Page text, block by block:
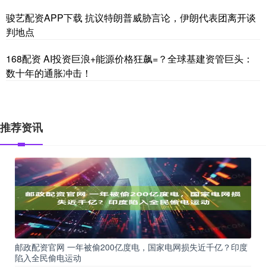
骏艺配资APP下载 抗议特朗普威胁言论，伊朗代表团离开谈
判地点
168配资 AI投资巨浪+能源价格狂飙=？全球基建资管巨头：
数十年的通胀冲击！
推荐资讯
邮政配资官网 一年被偷200亿度电，国家电网损失近千亿？印度
陷入全民偷电运动